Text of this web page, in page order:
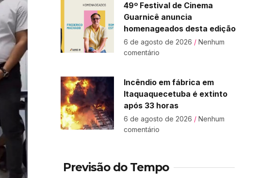
49º Festival de Cinema
Guarnicê anuncia
homenageados desta edição
6 de agosto de 2026 Nenhum
comentário
Incêndio em fábrica em
Itaquaquecetuba é extinto
após 33 horas
6 de agosto de 2026 Nenhum
comentário
Previsão do Tempo